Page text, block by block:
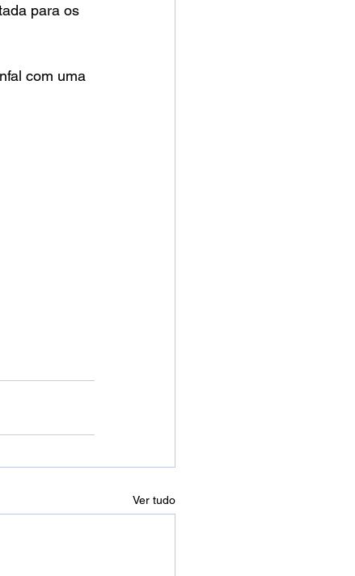
para os
com uma
Ver tudo